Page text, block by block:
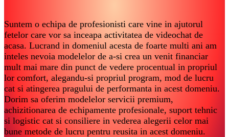
Suntem o echipa de profesionisti care vine in ajutorul
fetelor care vor sa inceapa activitatea de videochat de
acasa. Lucrand in domeniul acesta de foarte multi ani am
inteles nevoia modelelor de a-si crea un venit financiar
mult mai mare din punct de vedere procentual in propriul
lor comfort, alegandu-si propriul program, mod de lucru
cat si atingerea pragului de performanta in acest domeniu.
Dorim sa oferim modelelor servicii premium,
achizitionarea de echipamente profesionale, suport tehnic
si logistic cat si consiliere in vederea alegerii celor mai
bune metode de lucru pentru reusita in acest domeniu.